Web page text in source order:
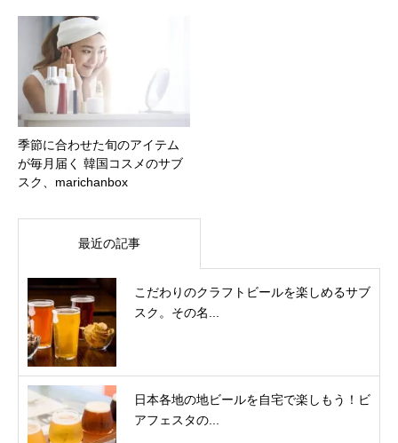
季節に合わせた旬のアイテム
が毎月届く 韓国コスメのサブ
スク、marichanbox
最近の記事
こだわりのクラフトビールを楽しめるサブ
スク。その名...
日本各地の地ビールを自宅で楽しもう！ビ
アフェスタの...